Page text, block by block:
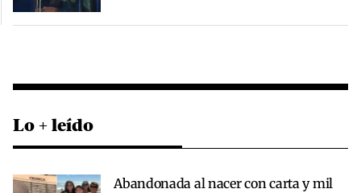
Lo + leído
Abandonada al nacer con carta y mil